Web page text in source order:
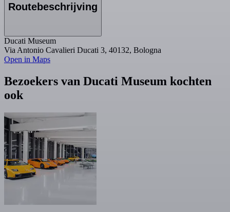
Routebeschrijving
Ducati Museum
Via Antonio Cavalieri Ducati 3, 40132, Bologna
Open in Maps
Bezoekers van Ducati Museum kochten
ook